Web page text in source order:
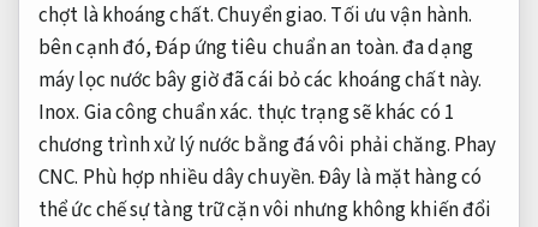
chợt là khoáng chất.Chuyển giao. Tối ưu vận hành.
bên cạnh đó,Đáp ứng tiêu chuẩn an toàn.đa dạng
máy lọc nước bây giờ đã cái bỏ các khoáng chất này.
Inox. Gia công chuẩn xác. thực trạng sẽ khác có 1
chương trình xử lý nước bằng đá vôi phải chăng. Phay
CNC. Phù hợp nhiều dây chuyền.Đây là mặt hàng có
thể ức chế sự tàng trữ cặn vôi nhưng không khiến đổi